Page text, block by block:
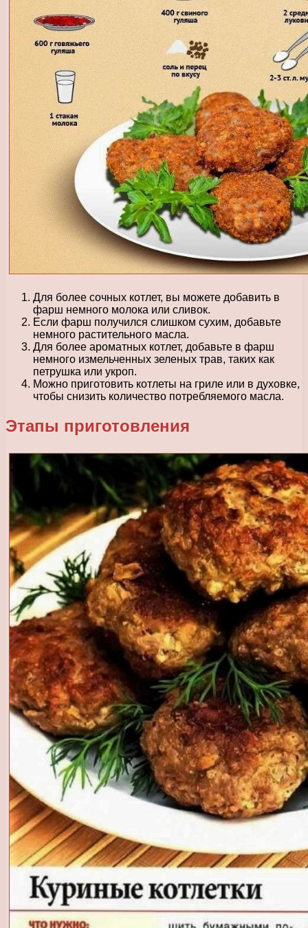
Для более сочных котлет, вы можете добавить в
фарш немного молока или сливок.
Если фарш получился слишком сухим, добавьте
немного растительного масла.
Для более ароматных котлет, добавьте в фарш
немного измельченных зеленых трав, таких как
петрушка или укроп.
Можно приготовить котлеты на гриле или в духовке,
чтобы снизить количество потребляемого масла.
Этапы приготовления